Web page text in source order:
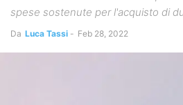
spese sostenute per l'acquisto di
Da Luca Tassi - Feb 28, 2022